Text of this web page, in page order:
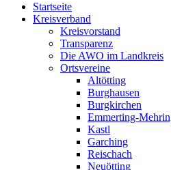
Startseite
Kreisverband
Kreisvorstand
Transparenz
Die AWO im Landkreis
Ortsvereine
Altötting
Burghausen
Burgkirchen
Emmerting-
Kastl
Garching
Reischach
Neuötting